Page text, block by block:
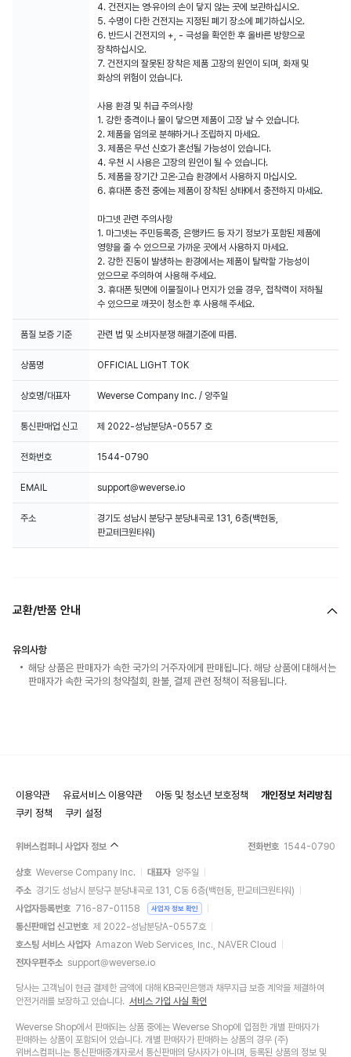
4. 건전지는 영·유아의 손이 닿지 않는 곳에 보관하십시오.
5. 수명이 다한 건전지는 지정된 폐기 장소에 폐기하십시오.
6. 반드시 건전지의 +, - 극성을 확인한 후 올바른 방향으로
장착하십시오.
7. 건전지의 잘못된 장착은 제품 고장의 원인이 되며, 화재 및
화상의 위험이 있습니다.
사용 환경 및 취급 주의사항
1. 강한 충격이나 물이 닿으면 제품이 고장 날 수 있습니다.
2. 제품을 임의로 분해하거나 조립하지 마세요.
3. 제품은 무선 신호가 혼선될 가능성이 있습니다.
4. 우천 시 사용은 고장의 원인이 될 수 있습니다.
5. 제품을 장기간 고온·고습 환경에서 사용하지 마십시오.
6. 휴대폰 충전 중에는 제품이 장착된 상태에서 충전하지 마세요.
마그넷 관련 주의사항
1. 마그넷는 주민등록증, 은행카드 등 자기 정보가 포함된 제품에
영향을 줄 수 있으므로 가까운 곳에서 사용하지 마세요.
2. 강한 진동이 발생하는 환경에서는 제품이 탈락할 가능성이
있으므로 주의하여 사용해 주세요.
3. 휴대폰 뒷면에 이물질이나 먼지가 있을 경우, 접착력이 저하될
수 있으므로 깨끗이 청소한 후 사용해 주세요.
품질 보증 기준 관련 법 및 소비자분쟁 해결기준에 따름.
상품명 OFFICIAL LIGHT TOK
상호명/대표자 Weverse Company Inc. / 양주일
통신판매업 신고 제 2022-성남분당A-0557 호
전화번호 1544-0790
EMAIL support@weverse.io
주소
경기도 성남시 분당구 분당내곡로 131, 6층(백현동,
판교테크원타워)
교환/반품 안내
유의사항
해당 상품은 판매자가 속한 국가의 거주자에게 판매됩니다. 해당 상품에 대해서는
판매자가 속한 국가의 청약철회, 환불, 결제 관련 정책이 적용됩니다.
이용약관 유료서비스 이용약관 아동 및 청소년 보호정책
개인정보 처리방침
쿠키 정책
쿠키 설정
위버스컴퍼니 사업자 정보 전화번호 1544-0790
상호 Weverse Company Inc. 대표자 양주일
주소 경기도 성남시 분당구 분당내곡로 131, C동 6층(백현동, 판교테크원타워)
사업자등록번호 716-87-01158 사업자 정보 확인
통신판매업 신고번호 제 2022-성남분당A-0557호
호스팅 서비스 사업자 Amazon Web Services, Inc., NAVER Cloud
전자우편주소 support@weverse.io
당사는 고객님이 현금 결제한 금액에 대해 KB국민은행과 채무지급 보증 계약을 체결하여
안전거래를 보장하고 있습니다. 서비스 가입 사실 확인
Weverse Shop에서 판매되는 상품 중에는 Weverse Shop에 입점한 개별 판매자가
판매하는 상품이 포함되어 있습니다. 개별 판매자가 판매하는 상품의 경우 (주)
위버스컴퍼니는 통신판매중개자로서 통신판매의 당사자가 아니며, 등록된 상품의 정보 및